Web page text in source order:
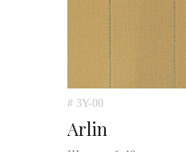
# 3Y-00
Arlin